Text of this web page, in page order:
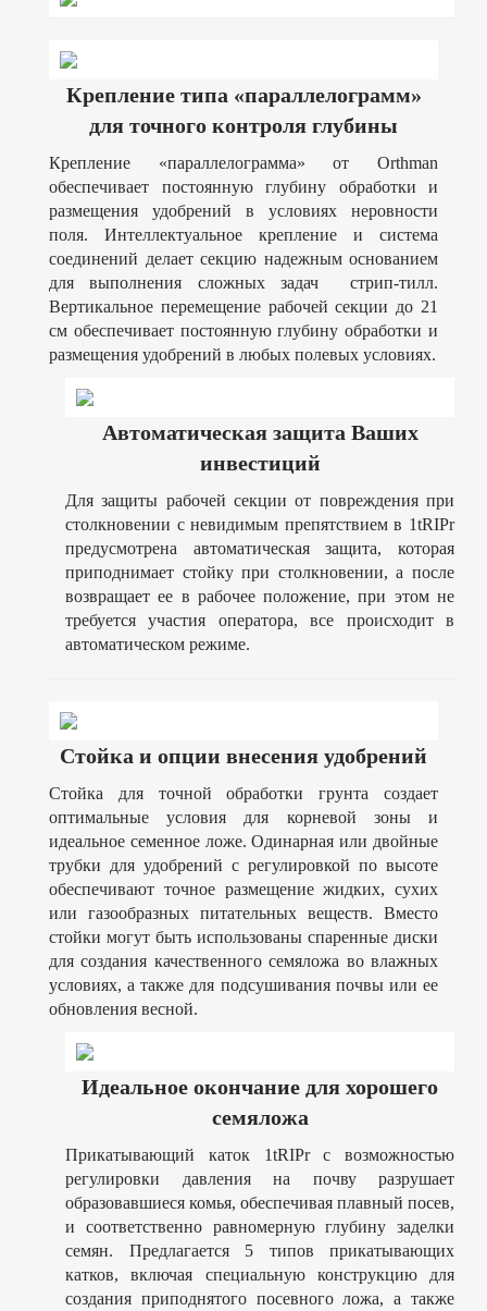
Крепление типа «параллелограмм»
для точного контроля глубины
Крепление «параллелограмма» от Orthman
обеспечивает постоянную глубину обработки и
размещения удобрений в условиях неровности
поля. Интеллектуальное крепление и система
соединений делает секцию надежным основанием
для выполнения сложных задач стрип-тилл.
Вертикальное перемещение рабочей секции до 21
см обеспечивает постоянную глубину обработки и
размещения удобрений в любых полевых условиях.
Автоматическая защита Ваших
инвестиций
Для защиты рабочей секции от повреждения при
столкновении с невидимым препятствием в 1tRIPr
предусмотрена автоматическая защита, которая
приподнимает стойку при столкновении, а после
возвращает ее в рабочее положение, при этом не
требуется участия оператора, все происходит в
автоматическом режиме.
Стойка и опции внесения удобрений
Cтойка для точной обработки грунта создает
оптимальные условия для корневой зоны и
идеальное семенное ложе. Одинарная или двойные
трубки для удобрений с регулировкой по высоте
обеспечивают точное размещение жидких, сухих
или газообразных питательных веществ. Вместо
стойки могут быть использованы спаренные диски
для создания качественного семяложа во влажных
условиях, а также для подсушивания почвы или ее
обновления весной.
Идеальное окончание для хорошего
семяложа
Прикатывающий каток 1tRIPr с возможностью
регулировки давления на почву разрушает
образовавшиеся комья, обеспечивая плавный посев,
и соответственно равномерную глубину заделки
семян. Предлагается 5 типов прикатывающих
катков, включая специальную конструкцию для
создания приподнятого посевного ложа, а также